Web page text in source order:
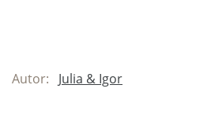
Autor: Julia & Igor